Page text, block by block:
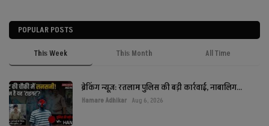
POPULAR POSTS
This Week This Month All Time
ब्रेकिंग न्यूज़: रतलाम पुलिस की बड़ी कार्रवाई, नाबालिग...
Hamare Adhikar Aug 6, 2026